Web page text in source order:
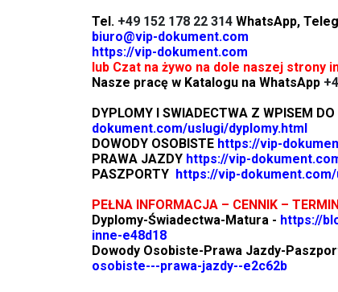
Tel. +49 152 178 22 314 WhatsApp,
biuro@vip-dokument.com
https://vip-dokument.com
lub Czat na żywo na dole naszej strony
Nasze pracę w Katalogu na WhatsApp
DYPLOMY I SWIADECTWA Z WPISEM
dokument.com/uslugi/dyplomy.html
DOWODY OSOBISTE https://vip-
PRAWA JAZDY https://vip-
PASZPORTY https://vip-
PEŁNA INFORMACJA – CENNIK –
Dyplomy-Świadectwa-Matura - https://
inne-e48d18
Dowody Osobiste-Prawa Jazdy-
osobiste---prawa-jazdy--e2c62b